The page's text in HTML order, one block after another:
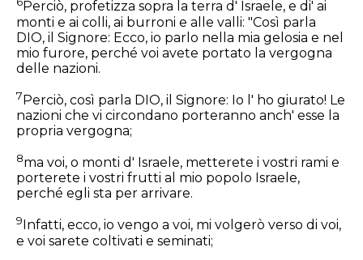
Perciò, profetizza sopra la terra d' Israele, e di' ai
monti e ai colli, ai burroni e alle valli: "Così parla
DIO, il Signore: Ecco, io parlo nella mia gelosia e nel
mio furore, perché voi avete portato la vergogna
delle nazioni.
7Perciò, così parla DIO, il Signore: Io l' ho giurato! Le
nazioni che vi circondano porteranno anch' esse la
propria vergogna;
8ma voi, o monti d' Israele, metterete i vostri rami e
porterete i vostri frutti al mio popolo Israele,
perché egli sta per arrivare.
9 Infatti, ecco, io vengo a voi, mi volgerò verso di voi,
e voi sarete coltivati e seminati;